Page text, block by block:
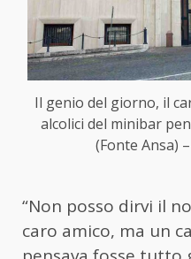
Il genio del giorno, il
alcolici del minibar
(Fonte Ansa)
“Non posso dirvi il
caro amico, ma un